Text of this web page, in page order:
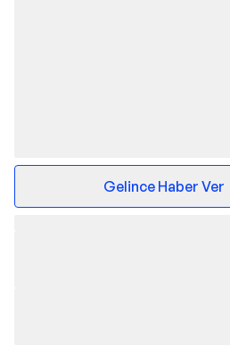
Gelince Haber Ver